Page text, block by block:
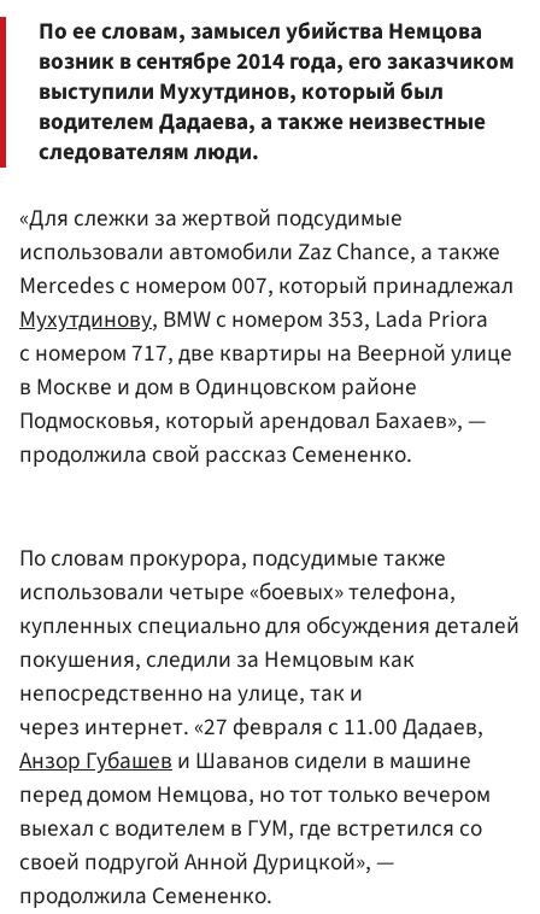
По ее словам, замысел убийства Немцова
возник в сентябре 2014 года, его заказчиком
выступили Мухутдинов, который был
водителем Дадаева, а также неизвестные
следователям люди.
«Для слежки за жертвой подсудимые
использовали автомобили Zaz Chance, а также
Mercedes с номером 007, который принадлежал
Мухутдинову, BMW с номером 353, Lada Priora
с номером 717, две квартиры на Веерной улице
в Москве и дом в Одинцовском районе
Подмосковья, который арендовал Бахаев», —
продолжила свой рассказ Семененко.
По словам прокурора, подсудимые также
использовали четыре «боевых» телефона,
купленных специально для обсуждения деталей
покушения, следили за Немцовым как
непосредственно на улице, так и
через интернет. «27 февраля с 11.00 Дадаев,
Анзор Губашеви Шаванов сидели в машине
перед домом Немцова, но тот только вечером
выехал с водителем в ГУМ, где встретился со
своей подругой Анной Дурицкой», —
продолжила Семененко.